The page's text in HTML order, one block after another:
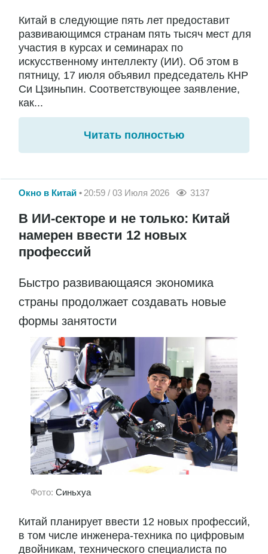
Китай в следующие пять лет предоставит
развивающимся странам пять тысяч мест для
участия в курсах и семинарах по
искусственному интеллекту (ИИ). Об этом в
пятницу, 17 июля объявил председатель КНР
Си Цзиньпин. Соответствующее заявление,
как...
Читать полностью
Окно в Китай 20:59 / 03 Июля 2026 3137
В ИИ-секторе и не только: Китай
намерен ввести 12 новых
профессий
Быстро развивающаяся экономика
страны продолжает создавать новые
формы занятости
Фото: Синьхуа
Китай планирует ввести 12 новых профессий,
в том числе инженера-техника по цифровым
двойникам, технического специалиста по